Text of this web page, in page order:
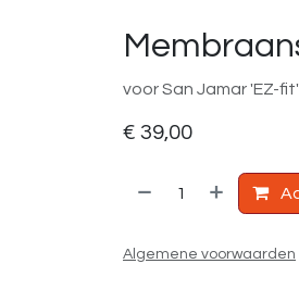
voor San Jamar 'EZ-
€ 39,00
Algemene voorwaarden